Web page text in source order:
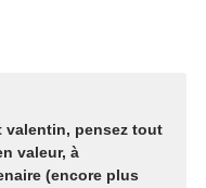
valentin, pensez tout
valeur, à
(encore plus